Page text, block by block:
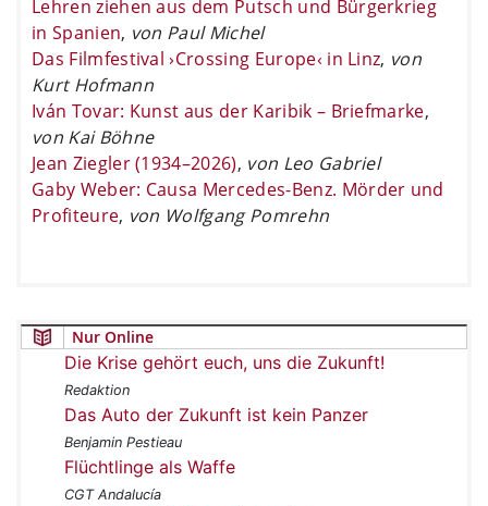
Lehren ziehen aus dem Putsch und Bürgerkrieg
in Spanien, von Paul Michel
Das Filmfestival ›Crossing Europe‹ in Linz, von
Kurt Hofmann
Iván Tovar: Kunst aus der Karibik – Briefmarke,
von Kai Böhne
Jean Ziegler (1934–2026), von Leo Gabriel
Gaby Weber: Causa Mercedes-Benz. Mörder und
Profiteure, von Wolfgang Pomrehn
Nur Online
Die Krise gehört euch, uns die Zukunft!
Redaktion
Das Auto der Zukunft ist kein Panzer
Benjamin Pestieau
Flüchtlinge als Waffe
CGT Andalucía